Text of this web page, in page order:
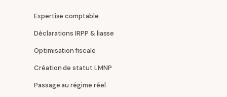
Expertise comptable
Déclarations IRPP & liasse
Optimisation fiscale
Création de statut LMNP
Passage au régime réel